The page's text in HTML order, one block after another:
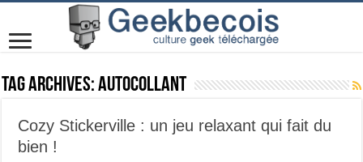
Tag Archives:autocollant
Cozy Stickerville : un jeu relaxant qui fait du
bien !